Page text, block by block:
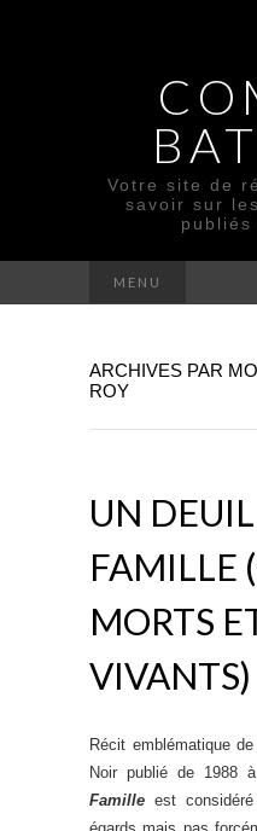
Votre site de
savoir sur
publiés
MENU
ARCHIVES PAR
ROY
UN
FAMILLE
MORTS
VIVANTS)
Récit emblématique
Noir publié de 1988
Famille est